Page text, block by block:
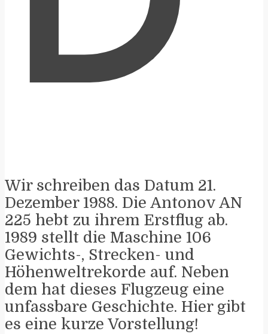
Wir schreiben das Datum 21.
Dezember 1988. Die Antonov AN
225 hebt zu ihrem Erstflug ab.
1989 stellt die Maschine 106
Gewichts-, Strecken- und
Höhenweltrekorde auf. Neben
dem hat dieses Flugzeug eine
unfassbare Geschichte. Hier gibt
es eine kurze Vorstellung!